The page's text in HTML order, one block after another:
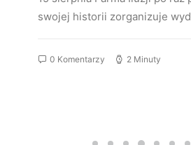
swojej historii zorganizuje
0 Komentarzy 2 Minuty